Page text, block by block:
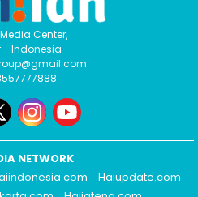
Center,
- Indonesia
NETWORK
Haiupdate.com